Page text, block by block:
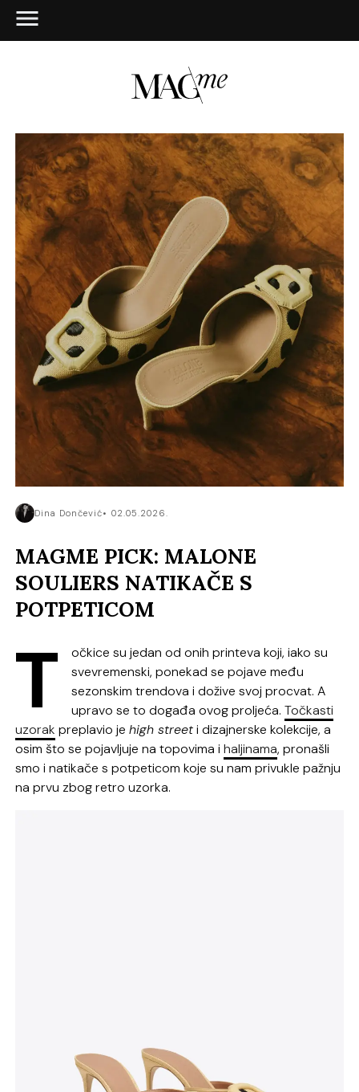
Dina Dončević 02.05.2026.
MAGME PICK: MALONE
SOULIERS NATIKAČE S
POTPETICOM
T
očkice su jedan od onih printeva koji, iako su
svevremenski, ponekad se pojave među
sezonskim trendova i dožive svoj procvat. A
upravo se to događa ovog proljeća.Točkasti
uzorak preplavio jehigh streeti dizajnerske kolekcije, a
osim što se pojavljuje na topovima ihaljinama, pronašli
smo i natikače s potpeticom koje su nam privukle pažnju
na prvu zbog retro uzorka.